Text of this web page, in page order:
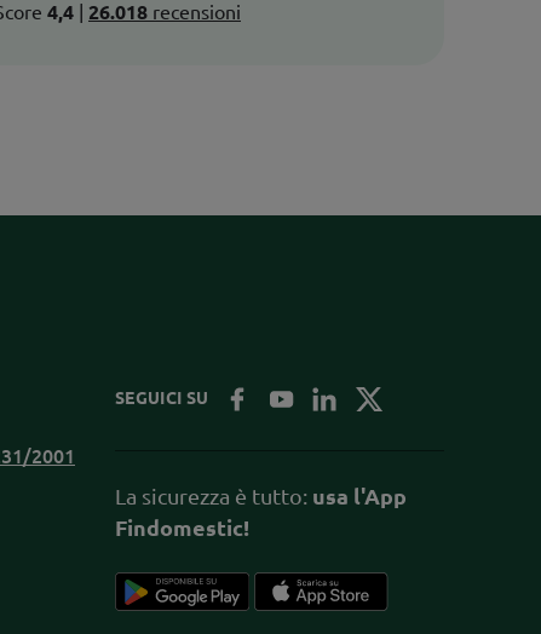
4,4 26.018 recensioni
2001
SEGUICI SU
La sicurezza è tutto: usa l'App
Findomestic!